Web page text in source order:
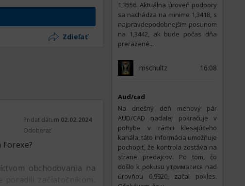
이더가 적은 자본으로도
가 필요합니다.
고 있습니다. 이중 인증
등 다양한 주요 암호화
Zdieľať
Pridať dátum 02.02.2024
Odoberať
obchodovania na
začiatočníkom,
1,3556. Aktuálna úroveň podpory
sa nachádza na minime 1,3418, s
najpravdepodobnejším posunom
na 1,3442, ak bude počas dňa
prerazené...
mschultz 16:08
Aud/cad
Na dnešný deň menový pár
AUD/CAD naďalej pokračuje v
pohybe v rámci klesajúceho
kanála, táto informácia umožňuje
pochopiť, že kontrola zostáva na
strane predajcov. Po tom, čo
došlo k pokusu утриматися nad
úrovňou 0.9920, začal pokles.